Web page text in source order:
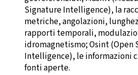
Signature Intelligence), la
metriche, angolazioni,
rapporti temporali,
idromagnetismo; Osint (Open
Intelligence), le informazioni
fonti aperte.